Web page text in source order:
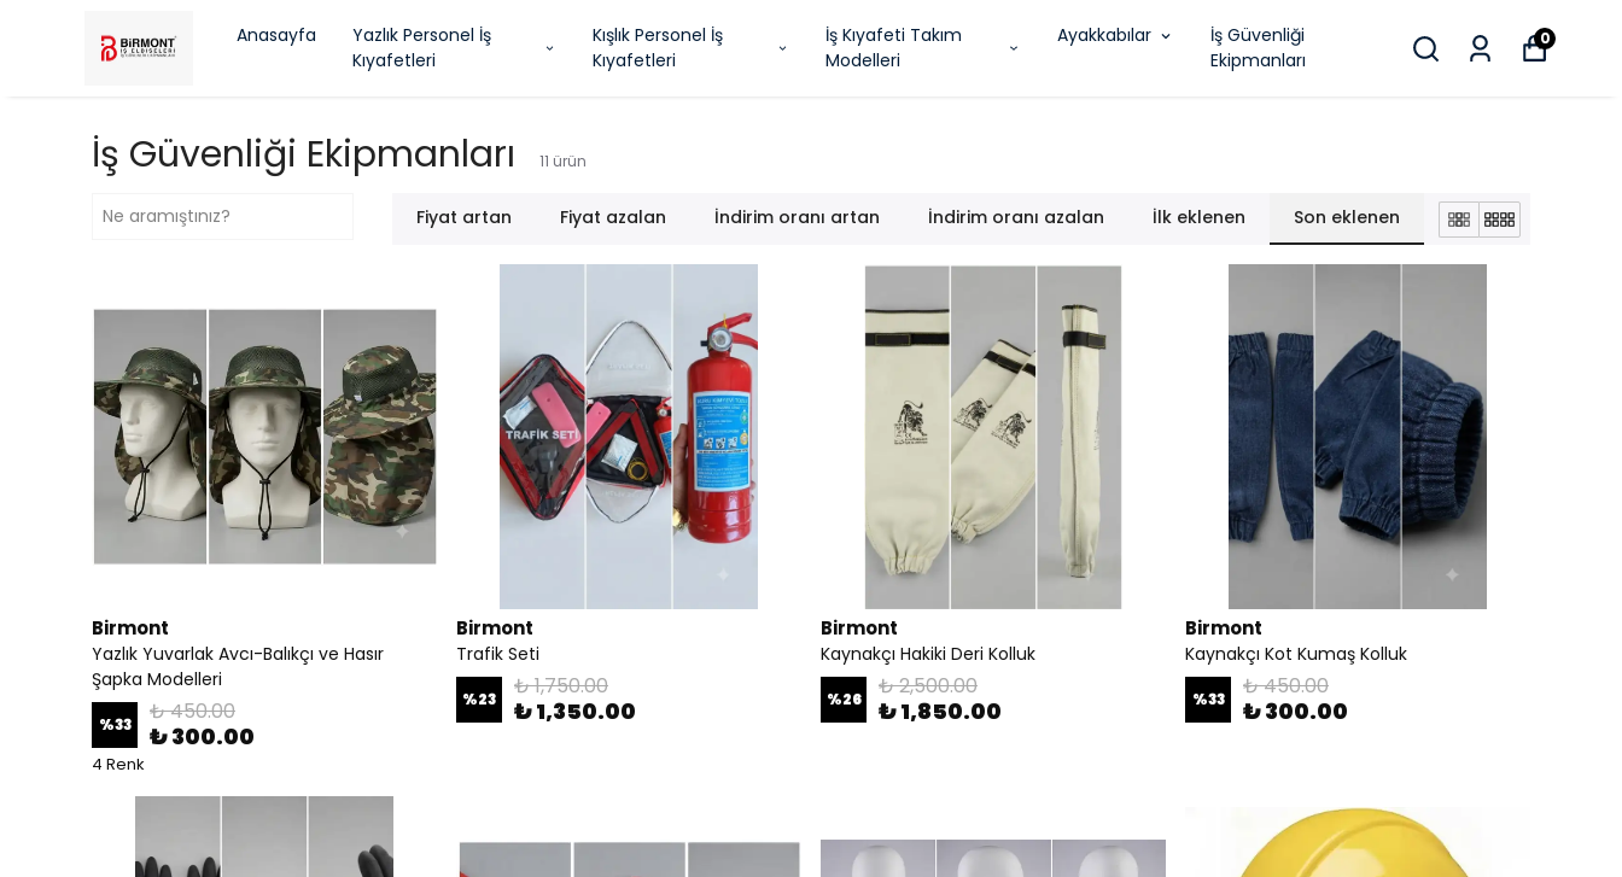
Anasayfa
Yazlık Personel İş
Kıyafetleri
Kışlık Personel İş
Kıyafetleri
İş Kıyafeti Takım
Modelleri
Ayakkabılar
İş Güvenliği
Ekipmanları
0
İş Güvenliği Ekipmanları 11 ürün
Fiyat artan Fiyat azalan İndirim oranı artan İndirim oranı azalan İlk eklenen Son eklenen
Birmont
Yazlık Yuvarlak Avcı-Balıkçı ve Hasır
Şapka Modelleri
%33 ₺ 450.00
₺ 300.00
4 Renk
Birmont
Trafik Seti
%23 ₺ 1,750.00
₺ 1,350.00
Birmont
Kaynakçı Hakiki Deri Kolluk
%26 ₺ 2,500.00
₺ 1,850.00
Birmont
Kaynakçı Kot Kumaş Kolluk
%33 ₺ 450.00
₺ 300.00